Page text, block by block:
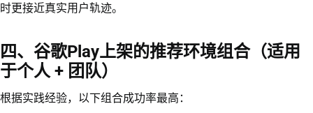
时更接近真实用户轨迹。
四、谷歌Play上架的推荐环境组合（适用
于个人 + 团队）
根据实践经验，以下组合成功率最高：